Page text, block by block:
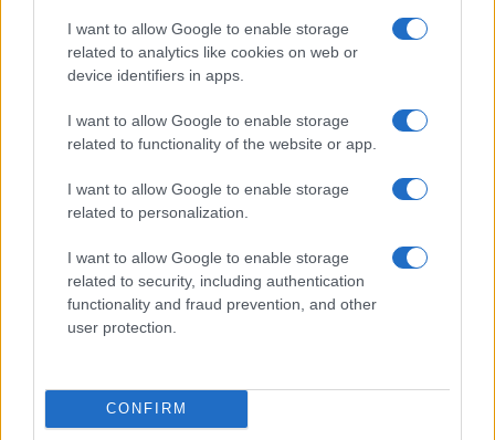
I want to allow Google to enable storage
related to analytics like cookies on web or
device identifiers in apps.
I want to allow Google to enable storage
related to functionality of the website or app.
I want to allow Google to enable storage
related to personalization.
I want to allow Google to enable storage
related to security, including authentication
functionality and fraud prevention, and other
user protection.
CONFIRM
anno ci siano e siano tanti.
Corrado Ocone, 1 gennaio 2023
#SERGIO MATTARELLA
41
Leggi i commenti
Vignetta del 04/08/2026